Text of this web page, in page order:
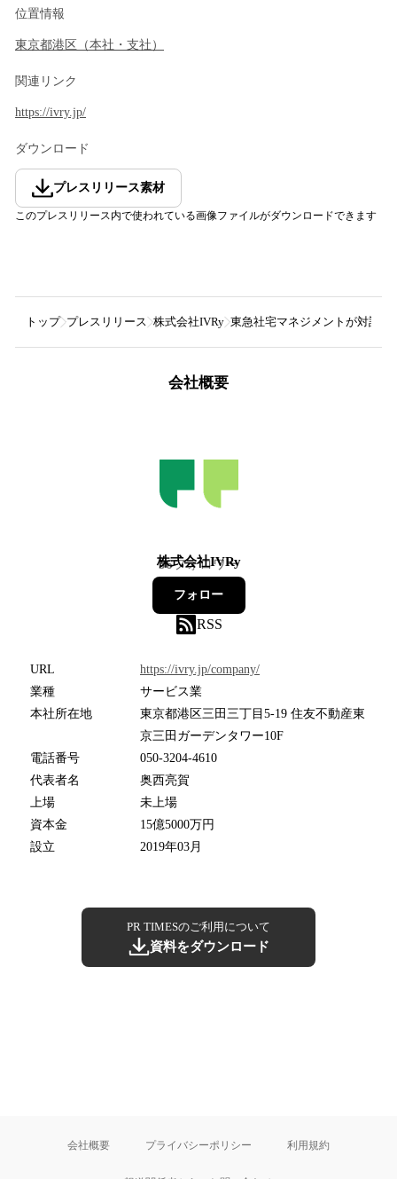
位置情報
東京都港区 （本社・支社 ）
関連リンク
https://ivry.jp/
ダウンロード
プレスリリース素材
このプレスリリース内で使われている画像ファイルがダウンロードできます
トップ プレスリリース 株式会社IVRy 東急社宅マネジメントが対話型
会社概要
株式会社IVRy
36フォロワー
フォロー
RSS
URL
https://ivry.jp/company/
業種
サービス業
本社所在地
東京都港区三田三丁目5-19 住友不動産東
京三田ガーデンタワー10F
電話番号
050-3204-4610
代表者名
奥西亮賀
上場
未上場
資本金
15億5000万円
設立
2019年03月
PR TIMESのご利用について
資料をダウンロード
会社概要 プライバシーポリシー 利用規約